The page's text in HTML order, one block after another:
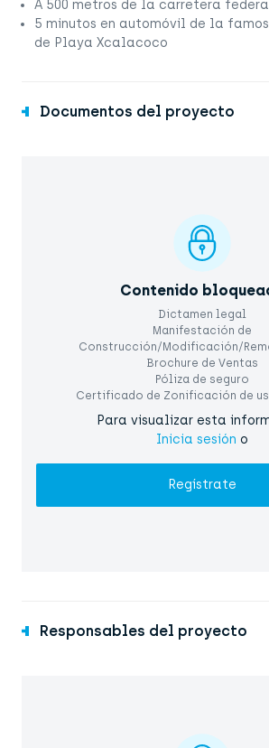
A 500 metros de la carretera
5 minutos en automóvil de la
de Playa Xcalacoco
Documentos del proyecto
Contenido
Dictamen legal
Manifestación de
Construcción/Modificación/
Brochure de Ventas
Póliza de seguro
Certificado de Zonificación de
Para visualizar esta
Inicia sesión o
Regístrate
Responsables del proyecto